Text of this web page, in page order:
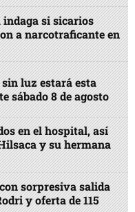
indaga si sicarios
a narcotraficante en
luz estará esta
sábado 8 de agosto
en el hospital, así
y su hermana
sorpresiva salida
y oferta de 115